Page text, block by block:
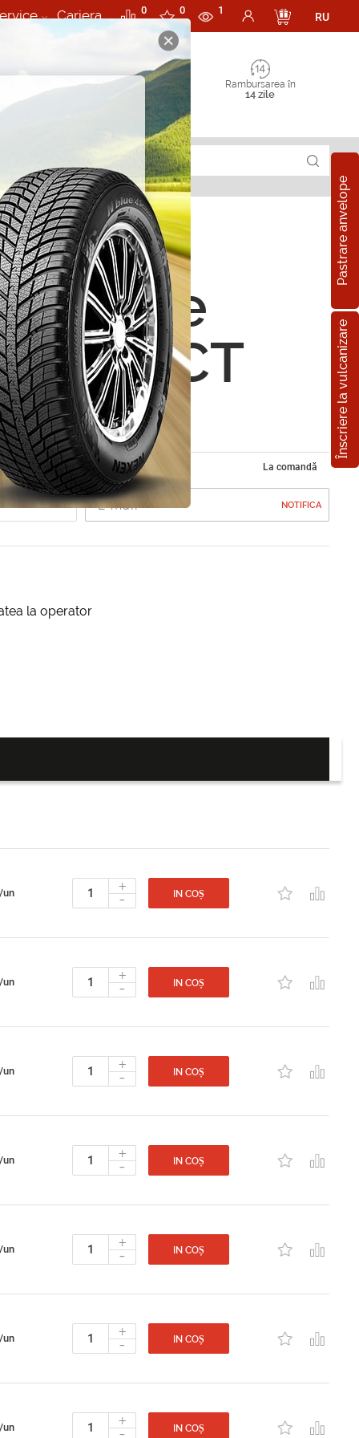
Cariera 0 0 1
RU
Rambursarea în
14 zile
Pastrare anvelope
Înscriere la vulcanizare
6CT
R+
La comandă
NOTIFICA
la operator
un +
- IN COȘ
un +
- IN COȘ
un +
- IN COȘ
un +
- IN COȘ
un +
- IN COȘ
un +
- IN COȘ
un + IN COȘ